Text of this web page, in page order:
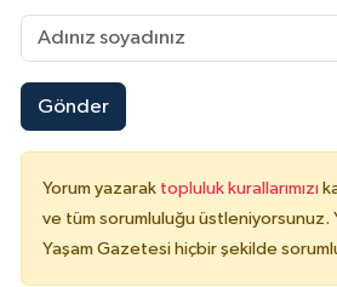
Gönder
Yorum yazarak topluluk kurallarımızı
ve tüm sorumluluğu üstleniyorsunuz.
Yaşam Gazetesi hiçbir şekilde